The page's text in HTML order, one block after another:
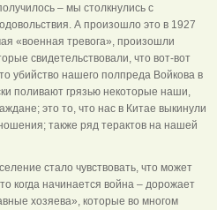
– мы столкнулись с
А произошло это в 1927
«военная тревога», произошли
свидетельствовали, что вот-вот
убийство нашего полпреда Войкова в
поливают грязью некоторые наши,
это то, что нас в Китае выкинули
также ряд терактов на нашей
стало чувствовать, что может
когда начинается война – дорожает
хозяева», которые во многом